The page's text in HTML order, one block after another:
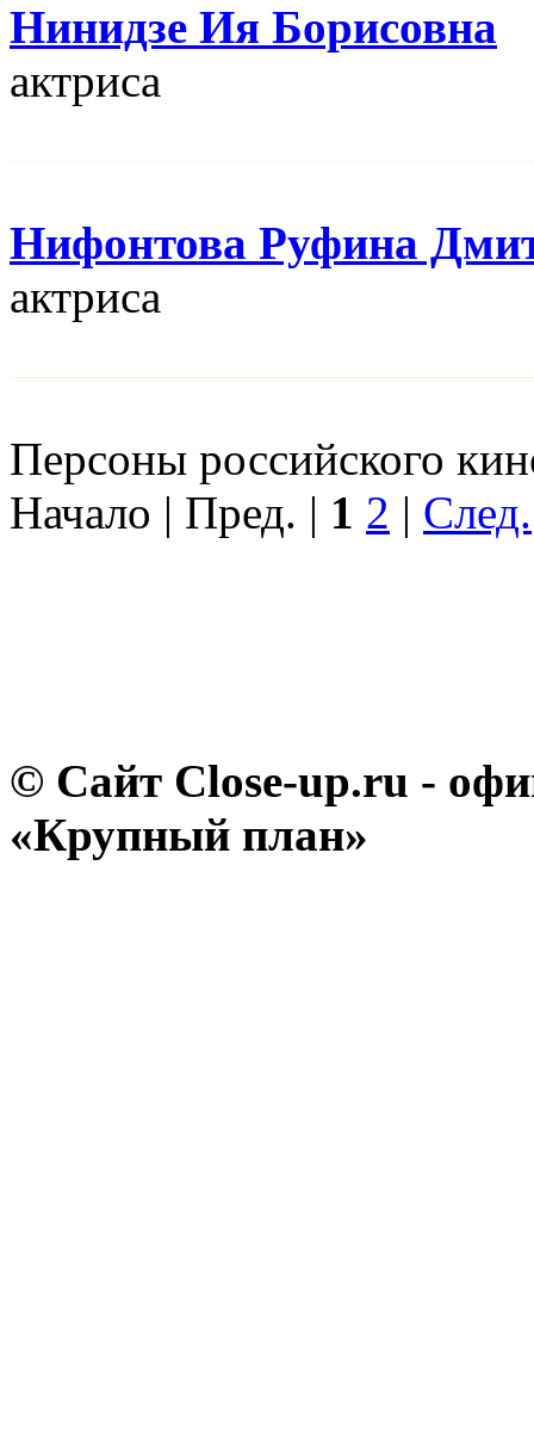
Нинидзе Ия Борисовна
актриса
Нифонтова Руфина
актриса
Персоны российского
Начало | Пред. | 1 2 | След.
© Сайт Close-up.ru -
«Крупный план»